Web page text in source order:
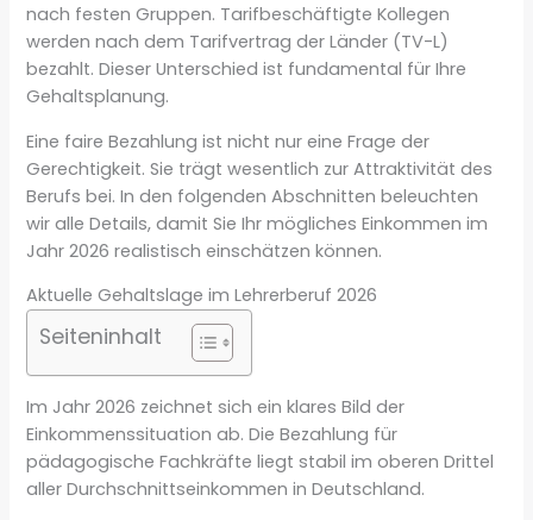
nach festen Gruppen. Tarifbeschäftigte Kollegen
werden nach dem Tarifvertrag der Länder (TV-L)
bezahlt. Dieser Unterschied ist fundamental für Ihre
Gehaltsplanung.
Eine faire Bezahlung ist nicht nur eine Frage der
Gerechtigkeit. Sie trägt wesentlich zur Attraktivität des
Berufs bei. In den folgenden Abschnitten beleuchten
wir alle Details, damit Sie Ihr mögliches Einkommen im
Jahr 2026 realistisch einschätzen können.
Aktuelle Gehaltslage im Lehrerberuf 2026
Seiteninhalt
Im Jahr 2026 zeichnet sich ein klares Bild der
Einkommenssituation ab. Die Bezahlung für
pädagogische Fachkräfte liegt stabil im oberen Drittel
aller Durchschnittseinkommen in Deutschland.